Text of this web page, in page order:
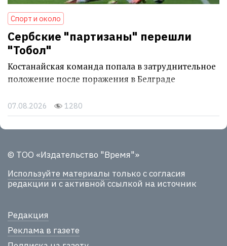
Спорт и около
Сербские "партизаны" перешли
"Тобол"
Костанайская команда попала в затруднительное
положение после поражения в Белграде
07.08.2026 1280
© ТОО «Издательство "Время"»
Используйте материалы только с согласия
редакции и с активной ссылкой на источник
Редакция
Реклама в газете